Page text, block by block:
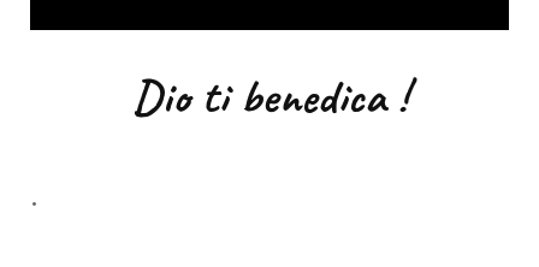
Dio ti benedica !
.